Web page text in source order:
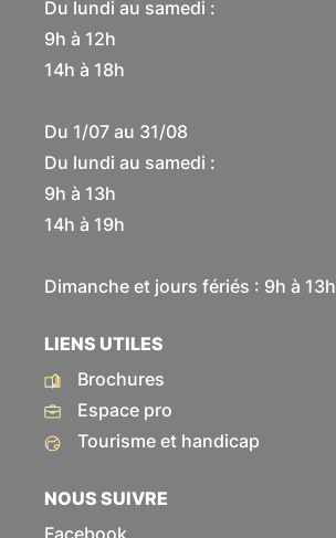
Du lundi au samedi :
9h à 12h
14h à 18h
Du 1/07 au 31/08
Du lundi au samedi :
9h à 13h
14h à 19h
Dimanche et jours fériés : 9h à 13h
LIENS UTILES
Brochures
Espace pro
Tourisme et handicap
NOUS SUIVRE
Facebook